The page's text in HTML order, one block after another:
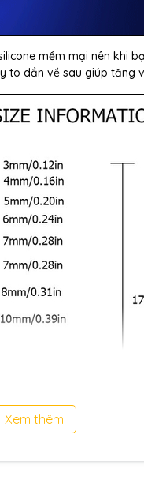
mềm mại nên khi
to dần về sau giúp tăng
Xem thêm